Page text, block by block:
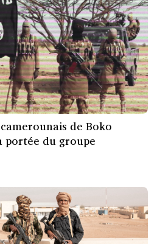
de Boko
du groupe